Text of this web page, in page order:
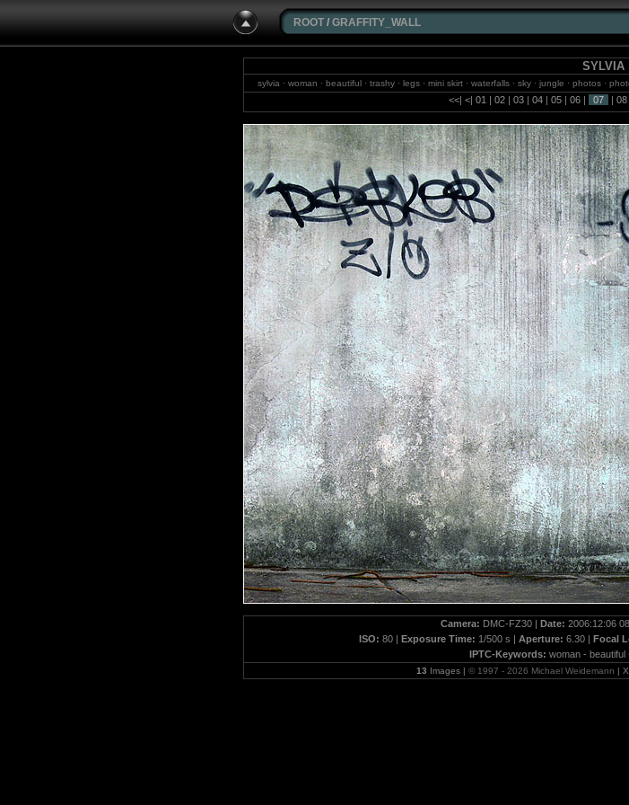
ROOT / GRAFFITY_WALL
SYLVIA
sylvia · woman · beautiful · trashy · legs · mini skirt · waterfalls · sky · jungle · photos ·
· brazil · fotografie · michael weidemann · sao
<<| <| 01 | 02| 03| 04| 05| 06| 07 | 08
Camera: DMC-FZ30 | Date: 2006:12:06
ISO: 80 | Exposure Time: 1/500 s | Aperture: 6.30 | Focal
IPTC-Keywords: woman -
13 Images | © 1997 - 2026 Michael Weidemann |